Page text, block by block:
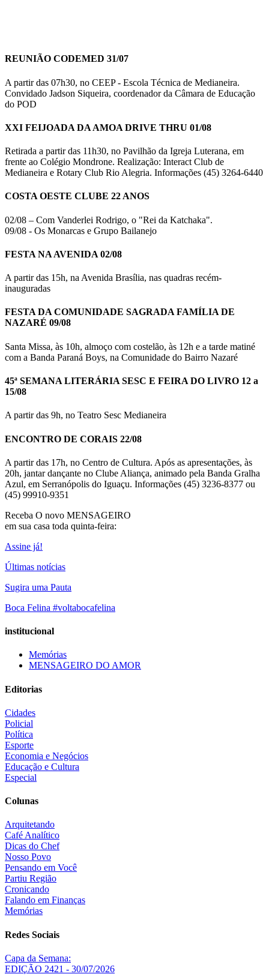
REUNIÃO CODEMED 31/07
A partir das 07h30, no CEEP - Escola Técnica de Medianeira.
Convidado Jadson Siqueira, coordenador da Câmara de Educação
do POD
XXI FEIJOADA DA AMOA DRIVE THRU 01/08
Retirada a partir das 11h30, no Pavilhão da Igreja Luterana, em
frente ao Colégio Mondrone. Realização: Interact Club de
Medianeira e Rotary Club Rio Alegria. Informações (45) 3264-6440
COSTA OESTE CLUBE 22 ANOS
02/08 – Com Vanderlei Rodrigo, o "Rei da Katchaka".
09/08 - Os Monarcas e Grupo Bailanejo
FESTA NA AVENIDA 02/08
A partir das 15h, na Avenida Brasília, nas quadras recém-
inauguradas
FESTA DA COMUNIDADE SAGRADA FAMÍLIA DE
NAZARÉ 09/08
Santa Missa, às 10h, almoço com costelão, às 12h e a tarde matiné
com a Banda Paraná Boys, na Comunidade do Bairro Nazaré
45ª SEMANA LITERÁRIA SESC E FEIRA DO LIVRO 12 a
15/08
A partir das 9h, no Teatro Sesc Medianeira
ENCONTRO DE CORAIS 22/08
A partir das 17h, no Centro de Cultura. Após as apresentações, às
20h, jantar dançante no Clube Aliança, animado pela Banda Gralha
Azul, em Serranópolis do Iguaçu. Informações (45) 3236-8377 ou
(45) 99910-9351
Receba O novo MENSAGEIRO
em sua casa toda quinta-feira:
Assine já!
Últimas notícias
Sugira uma Pauta
Boca Felina #voltabocafelina
institucional
Memórias
MENSAGEIRO DO AMOR
Editorias
Cidades
Policial
Política
Esporte
Economia e Negócios
Educação e Cultura
Especial
Colunas
Arquitetando
Café Analítico
Dicas do Chef
Nosso Povo
Pensando em Você
Partiu Região
Cronicando
Falando em Finanças
Memórias
Redes Sociais
Capa da Semana:
EDIÇÃO 2421 - 30/07/2026